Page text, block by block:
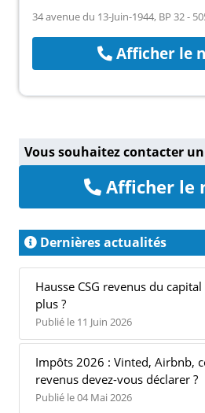
34 avenue du 13-Juin-1944, BP 32 -
Afficher le
Vous souhaitez contacter
Afficher le
Dernières actualités
Hausse CSG revenus du
plus ?
Publié le 11 Juin 2026
Impôts 2026 : Vinted, Airbnb,
revenus devez-vous déclarer ?
Publié le 04 Mai 2026